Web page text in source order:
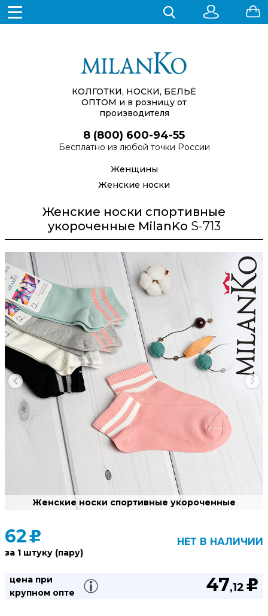
КОЛГОТКИ, НОСКИ, БЕЛЬЁ
ОПТОМ и в розницу от
производителя
8 (800) 600-94-55
Бесплатно из любой точки России
Женщины
Женские носки
Женские носки спортивные
укороченные MilanKo S-713
62u
за 1 штуку (пару)
НЕТ В НАЛИЧИИ
цена при
крупном опте
47,12 u
Женские носки спортивные укороченные